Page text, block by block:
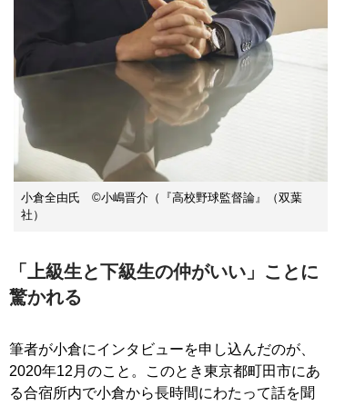
小倉全由氏 ©小嶋晋介（『高校野球監督論』（双葉
社）
「上級生と下級生の仲がいい」ことに
驚かれる
筆者が小倉にインタビューを申し込んだのが、
2020年12月のこと。このとき東京都町田市にあ
る合宿所内で小倉から長時間にわたって話を聞